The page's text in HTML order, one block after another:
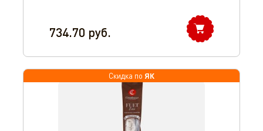
734.70 руб.
Скидка по ЯК